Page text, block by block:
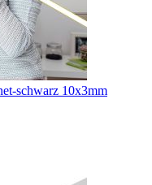
schwarz 10x3mm